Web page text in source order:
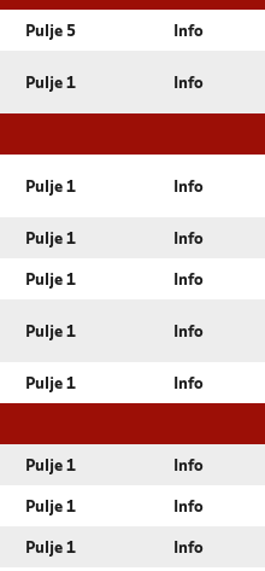
Pulje 5 Info
Pulje 1 Info
Pulje 1 Info
Pulje 1 Info
Pulje 1 Info
Pulje 1 Info
Pulje 1 Info
Pulje 1 Info
Pulje 1 Info
Pulje 1 Info